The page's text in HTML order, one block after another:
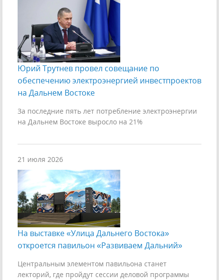
Юрий Трутнев провел совещание по
обеспечению электроэнергией инвестпроектов
на Дальнем Востоке
За последние пять лет потребление электроэнергии
на Дальнем Востоке выросло на 21%
21 июля 2026
На выставке «Улица Дальнего Востока»
откроется павильон «Развиваем Дальний»
Центральным элементом павильона станет
лекторий, где пройдут сессии деловой программы